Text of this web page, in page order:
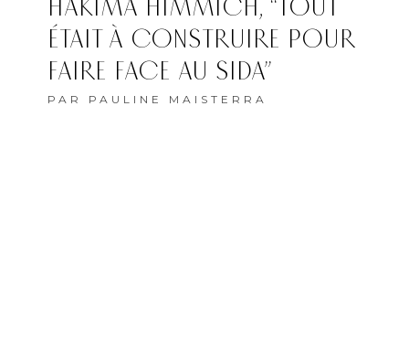
HAKIMA HIMMICH, “TOUT
ÉTAIT À CONSTRUIRE POUR
FAIRE FACE AU SIDA”
PAR PAULINE MAISTERRA